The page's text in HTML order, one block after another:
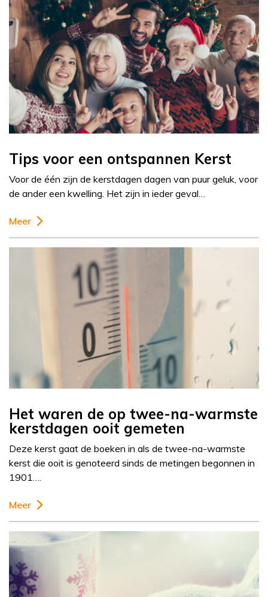
Tips voor een ontspannen Kerst
Voor de één zijn de kerstdagen dagen van puur geluk, voor
de ander een kwelling. Het zijn in ieder geval…
Meer
Het waren de op twee-na-warmste
kerstdagen ooit gemeten
Deze kerst gaat de boeken in als de twee-na-warmste
kerst die ooit is genoteerd sinds de metingen begonnen in
1901….
Meer